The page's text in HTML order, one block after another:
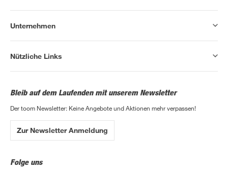
Unternehmen
Nützliche Links
Bleib auf dem Laufenden mit unserem Newsletter
Der toom Newsletter: Keine Angebote und Aktionen mehr verpassen!
Zur Newsletter Anmeldung
Folge uns